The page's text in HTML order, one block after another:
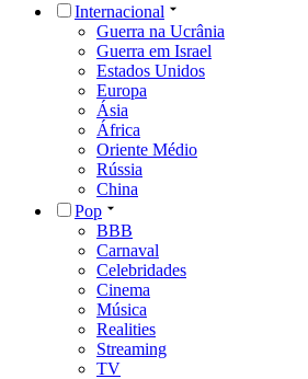
Internacional
Guerra na Ucrânia
Guerra em Israel
Estados Unidos
Europa
Ásia
África
Oriente Médio
Rússia
China
Pop
BBB
Carnaval
Celebridades
Cinema
Música
Realities
Streaming
TV